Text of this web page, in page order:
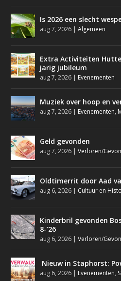
Is 2026 een slecht
aug 7, 2026 |Algemeen
Extra Activiteiten
jarig jubileum
aug 7, 2026 | Evenementen
Muziek over hoop en
aug 7, 2026 | Evenementen,
Geld gevonden
aug 7, 2026 |Verloren/
Oldtimerrit door Aad
aug 6, 2026 | Cultuur en
Kinderbril gevonden
8-’26
aug 6, 2026 |Verloren/
Nieuw in Staphorst:
aug 6, 2026 | Evenementen,